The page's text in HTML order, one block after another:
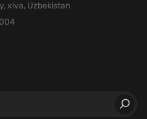
xiva, Uzbekistan